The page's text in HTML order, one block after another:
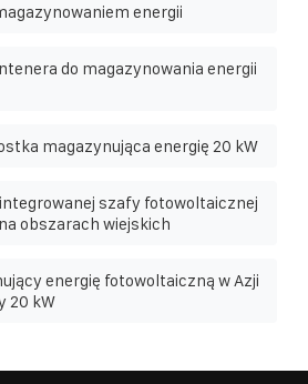
energii
do magazynowania energii
magazynująca energię 20 kW
szafy fotowoltaicznej
obszarach wiejskich
energię fotowoltaiczną w Azji
20 kW